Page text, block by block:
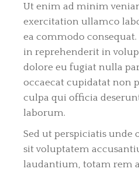
Ut enim ad minim
exercitation ullamco
ea commodo
in reprehenderit in
dolore eu fugiat nulla
occaecat cupidatat non
culpa qui officia
laborum.
Sed ut perspiciatis unde
sit voluptatem
laudantium, totam rem